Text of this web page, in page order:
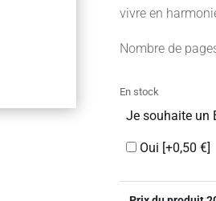
vivre en
Nombre de
En stock
Je souhaite un
Oui [+0,50 €]